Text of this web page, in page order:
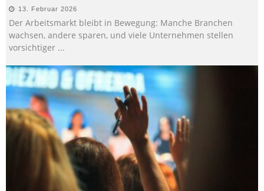
13. Februar 2026
Der Arbeitsmarkt bleibt in Bewegung: Manche Branchen
wachsen, andere sparen, und viele Unternehmen stellen
vorsichtiger ...